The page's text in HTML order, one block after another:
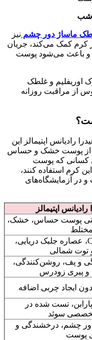
شب
ماساژ دور چشم نیز
کرم کمک می‌کند، جریان
و باعث می‌شود پوست
اوریفلیم و غلطک
از مراقبت روزانه
رادیانس اپتیمالز این
از پوست خشک و حساس
کسانی که پوست
کرم استفاده کنند،
در آزمایشگاه‌های
اپتیمالز
حتی پوست حساس، خشک،
اسید هیالورونیک، ویتامین C، عصاره جلبک دریایی،
توت شمالی
و پف، روشن‌کنندگی،
و پیری زودرس
ایجاد چربی اضافه
تست شده در
تخصصی سوئد
چشم، درخشندگی و
پوست